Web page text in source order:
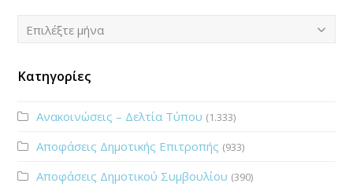
Ιστορικό
Επιλέξτε μήνα
Κατηγορίες
Ανακοινώσεις – Δελτία Τύπου (1.333)
Αποφάσεις Δημοτικής Επιτροπής (933)
Αποφάσεις Δημοτικού Συμβουλίου (390)